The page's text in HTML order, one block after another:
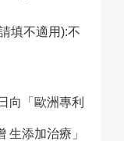
填不適用):不
向「歐洲專利
生添加治療」